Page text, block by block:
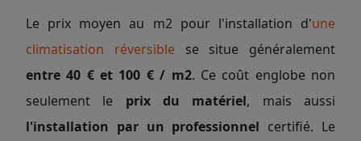
Le prix moyen au m2 pour l'installation d'une
climatisation réversiblese situe généralement
entre 40 € et 100 € / m2. Ce coût englobe non
seulement le prix du matériel, mais aussi
l'installation par un professionnel certifié. Le